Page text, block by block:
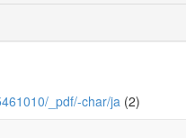
_pdf/-char/ja (2)